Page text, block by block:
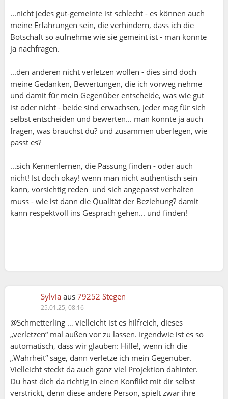
...nicht jedes gut-gemeinte ist schlecht - es können auch
meine Erfahrungen sein, die verhindern, dass ich die
Botschaft so aufnehme wie sie gemeint ist - man könnte
ja nachfragen.
...den anderen nicht verletzen wollen - dies sind doch
meine Gedanken, Bewertungen, die ich vorweg nehme
und damit für mein Gegenüber entscheide, was wie gut
ist oder nicht - beide sind erwachsen, jeder mag für sich
selbst entscheiden und bewerten... man könnte ja auch
fragen, was brauchst du? und zusammen überlegen, wie
passt es?
...sich Kennenlernen, die Passung finden - oder auch
nicht! Ist doch okay! wenn man nicht authentisch sein
kann, vorsichtig reden und sich angepasst verhalten
muss - wie ist dann die Qualität der Beziehung? damit
kann respektvoll ins Gespräch gehen... und finden!
Sylvia aus 79252 Stegen
25.01.25, 08:16
@Schmetterling … vielleicht ist es hilfreich, dieses
„verletzen“ mal außen vor zu lassen. Irgendwie ist es so
automatisch, dass wir glauben: Hilfe!, wenn ich die
„Wahrheit“ sage, dann verletze ich mein Gegenüber.
Vielleicht steckt da auch ganz viel Projektion dahinter.
Du hast dich da richtig in einen Konflikt mit dir selbst
verstrickt, denn diese andere Person, spielt zwar ihre
Kommunikation Vorrang hat und radikale
Ehrlichkeit als taktlos oder destruktiv
wahrgenommen wird.
3.Subjektive Wahrnehmung
Perspektive abhängen. Was Du als „Wahrheit“
erachtest, kann für andere eher eine persönliche
Meinung sein. Hier kann das Beharren auf
vermeintlich objektiver Wahrheit zu
Missverständnissen führen.
4.Timing und Kontext
Nicht jedes Thema muss sofort und in vollem
es sinnvoll sein, die richtigen Worte oder den
passenden Zeitpunkt abzuwarten, um den Nutzen
einer ehrlichen Aussage zu erhöhen und
potenzielle Schäden zu verringern.
ohne das Verhalten oder die Entscheidung der
anderen Person generell abzuwerten.
Biete Lösungswege an
versuche, konstruktive Vorschläge zu machen. So
wird aus reiner Kritik eine Chance für
gemeinsames Lernen oder Verbessern.
•Reflektiere Deine Motivation: Stelle Dir selbst
die Frage, warum Du etwas sagst. Geht es Dir
wirklich darum, Deinem Gegenüber zu helfen,
oder möchtest Du nur Deinen Frust abbauen?